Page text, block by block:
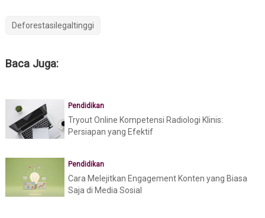
Deforestasilegaltinggi
Baca Juga:
Pendidikan
Tryout Online Kompetensi Radiologi Klinis:
Persiapan yang Efektif
Pendidikan
Cara Melejitkan Engagement Konten yang Biasa
Saja di Media Sosial